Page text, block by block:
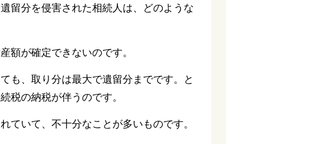
留分を侵害された相続人は、どのような
額が確定できないのです。
も、取り分は最大で遺留分までです。と
税の納税が伴うのです。
ていて、不十分なことが多いものです。